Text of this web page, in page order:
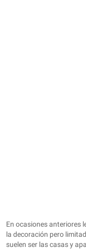
En ocasiones anteriores
la decoración pero
suelen ser las casas y